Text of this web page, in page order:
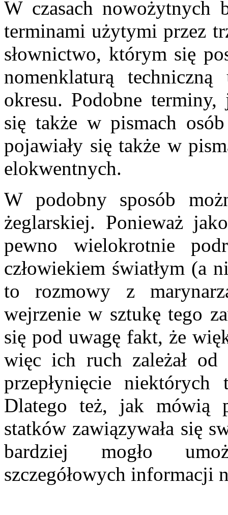
W czasach nowożytnych
terminami użytymi przez
słownictwo, którym się
nomenklaturą
okresu. Podobne
się także w pismach
pojawiały się także w
elokwentnych.
W podobny sposób
żeglarskiej. Ponieważ
pewno wielokrotnie
człowiekiem światłym (a
to rozmowy z
wejrzenie w sztukę tego
się pod uwagę fakt, że
więc ich ruch zależał
przepłynięcie niektórych
Dlatego też, jak mówią
statków zawiązywała się
bardziej mogło
szczegółowych informacji